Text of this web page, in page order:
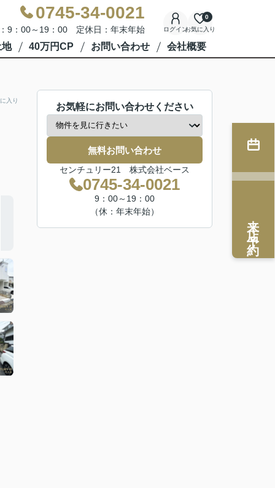
0745-34-0021
9：00～19：00 定休日：年末年始 ログインお気に入り
0
40万円CP お問い合わせ 会社概要
入り
お気軽にお問い合わせください
無料お問い合わせ
センチュリー21 株式会社ベース
0745-34-0021
9：00～19：00
（休：年末年始）
来店予約